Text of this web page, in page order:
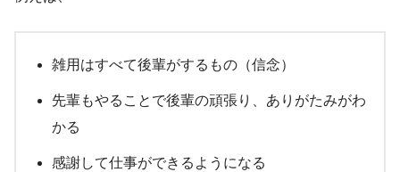
雑用はすべて後輩がするもの（信念）
先輩もやることで後輩の頑張り、ありがたみがわ
かる
感謝して仕事ができるようになる